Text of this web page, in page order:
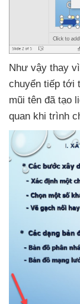
Như vậy thay
chuyển tiếp tới
mũi tên đã tạo
quan khi trình